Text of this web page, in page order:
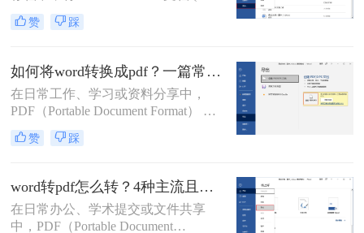
.docx) 转换为 PDF (Portable Document
Format) 格式是一项非常普遍且重要的
强、排版固定、易于打印、文件大小
相对可控以及良好的安全性而广受欢
迎。那么word怎么转pdf呢？本文将详
细介绍几种最常用、最便捷的 Word
转 PDF 方法，帮助你轻松应对各种转
换场景。
赞 踩
如何将word转换成pdf？一篇常用方法详解！
在日常工作、学习或资料分享中，
PDF（Portable Document Format） 因
其格式固定、兼容性强、易于打印和
加密等优点，成为文件传输和存档的
或 .doc） 则是我们编辑文档的主要工
具。将 Word 转换成 PDF 是一项非常
高频且实用的操作。那么如何将word
转换成pdf呢？本文将详细介绍几种主
赞 踩
word转pdf怎么转？4种主流且高效方法详解！
在日常办公、学术提交或文件共享
中，PDF（Portable Document